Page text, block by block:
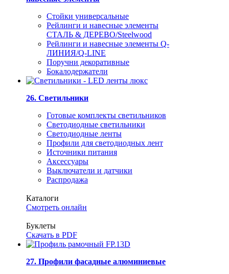
Стойки универсальные
Рейлинги и навесные элементы
СТАЛЬ & ДЕРЕВО/Steelwood
Рейлинги и навесные элементы Q-
ЛИНИЯ/Q-LINE
Поручни декоративные
Бокалодержатели
26. Светильники
Готовые комплекты светильников
Светодиодные светильники
Светодиодные ленты
Профили для светодиодных лент
Источники питания
Аксессуары
Выключатели и датчики
Распродажа
Каталоги
Смотреть онлайн
Буклеты
Скачать в PDF
27. Профили фасадные алюминиевые